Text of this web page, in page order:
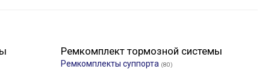
Ремкомплект тормозной системы
Ремкомплекты суппорта (80)